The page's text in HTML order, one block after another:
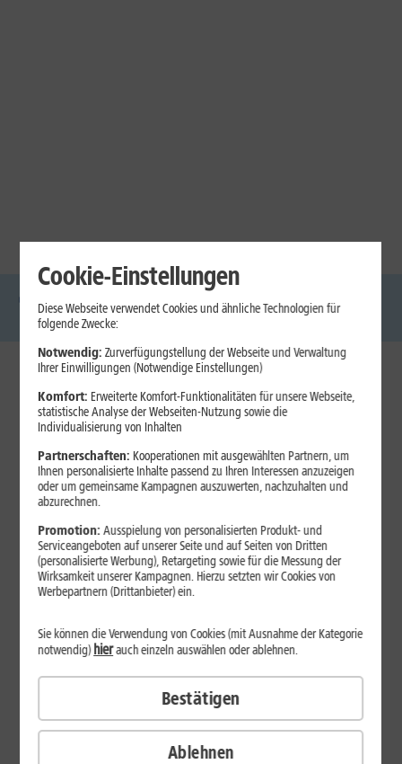
Glasfaser Internet Handys
Mobilfunk-
Laptops
1&1 Internet
Jetzt unterbrechungsfrei ins sehr gute Netz wechseln.
Ohne doppelte Kosten.*
ab 29,99
€/Monat*
Cookie-Einstellungen
Diese Webseite verwendet Cookies und ähnliche Technologien für
folgende Zwecke:
Notwendig: Zurverfügungstellung der Webseite und Verwaltung
Ihrer Einwilligungen (Notwendige Einstellungen)
Komfort: Erweiterte Komfort-Funktionalitäten für unsere Webseite,
statistische Analyse der Webseiten-Nutzung sowie die
Individualisierung von Inhalten
Partnerschaften: Kooperationen mit ausgewählten Partnern, um
Ihnen personalisierte Inhalte passend zu Ihren Interessen anzuzeigen
oder um gemeinsame Kampagnen auszuwerten, nachzuhalten und
abzurechnen.
Promotion:Ausspielung von personalisierten Produkt- und
Serviceangeboten auf unserer Seite und auf Seiten von Dritten
(personalisierte Werbung), Retargeting sowie für die Messung der
Wirksamkeit unserer Kampagnen. Hierzu setzten wir Cookies von
Werbepartnern (Drittanbieter) ein.
Ablehnen
Sie können die Verwendung von Cookies (mit Ausnahme der Kategorie
notwendig)hierauch einzeln auswählen oder ablehnen.
Bestätigen